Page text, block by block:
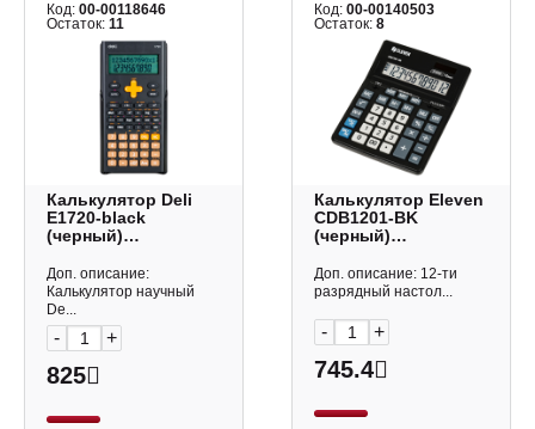
Код: 00-00118646
Остаток: 11
Калькулятор Deli
E1720-black
(черный)
ЕГЭ 10р+2р (300
функций)
Доп. описание:
Калькулятор научный
De...
- +
825
Код:00-00140503
Остаток:8
Калькулятор Eleven
CDB1201-BK
(черный)
Доп. описание: 12-ти
разрядный настол...
- +
745.4